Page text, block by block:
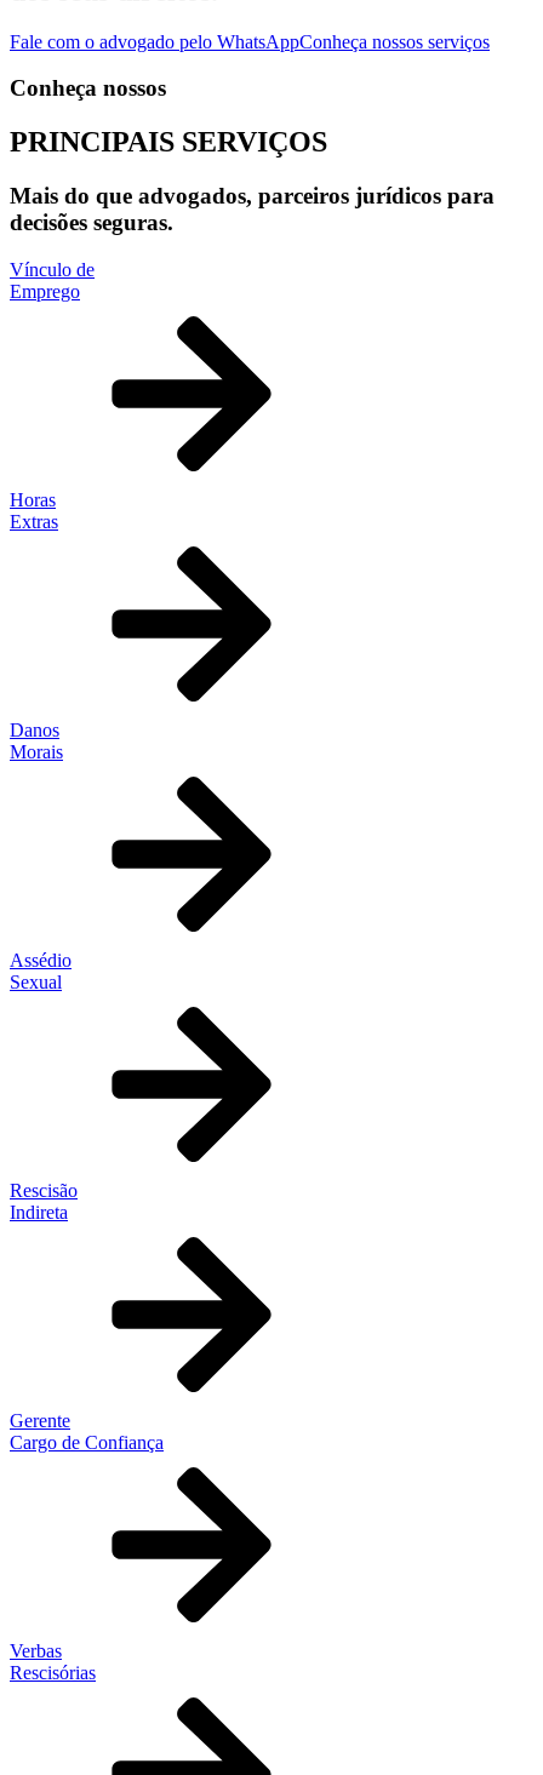
Fale com o advogado pelo WhatsAppConheça nossos serviços
Conheça nossos
PRINCIPAIS SERVIÇOS
Mais do que advogados, parceiros jurídicos para
decisões seguras.
Vínculo de
Emprego
Horas
Extras
Danos
Morais
Assédio
Sexual
Rescisão
Indireta
Gerente
Cargo de Confiança
Verbas
Rescisórias